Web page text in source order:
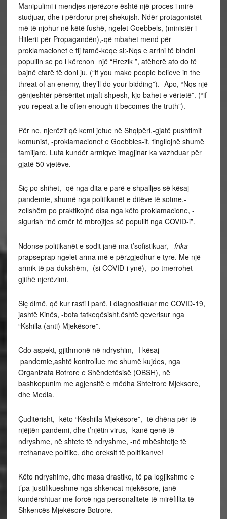
Manipulimi i mendjes njerëzore është një proces i mirë-
studjuar, dhe i përdorur prej shekujsh. Ndër protagonistët
më të njohur në këtë fushë, ngelet Goebbels, (ministër i
Hitlerit për Propagandën),-që mbahet mend për
proklamacionet e tij famë-keqe si:-Nqs e arrini të bindni
popullin se po i kërcnon një “Rrezik ”, atëherë ato do të
bajnë cfarë të doni ju. (“if you make people believe in the
threat of an enemy, they’ll do your bidding”). -Apo, “Nqs një
gënjeshtër përsëritet mjaft shpesh, kjo bahet e vërtetë”. (“if
you repeat a lie often enough it becomes the truth”).
Për ne, njerëzit që kemi jetue në Shqipëri,-gjatë pushtimit
komunist, -proklamacionet e Goebbles-it, tingllojnë shumë
familjare. Luta kundër armiqve imagjinar ka vazhduar për
gjatë 50 vjetëve.
Siç po shihet, -që nga dita e parë e shpalljes së kësaj
pandemie, shumë nga politikanët e ditëve të sotme,-
zellshëm po praktikojnë disa nga këto proklamacione, -
sigurish “në emër të mbrojtjes së popullit nga COVID-i”.
Ndonse politikanët e sodit janë ma t’sofistikuar, –frika
prapseprap ngelet arma më e përzgjedhur e tyre. Me një
armik të pa-dukshëm, -(si COVID-i ynë), -po tmerrohet
gjithë njerëzimi.
Siç dimë, që kur rasti i parë, i diagnostikuar me COVID-19,
jashtë Kinës, -bota fatkeqësisht,është qeverisur nga
“Kshilla (anti) Mjekësore”.
Cdo aspekt, gjithmonë në ndryshim, -I kësaj
pandemie,ashtë kontrollue me shumë kujdes, nga
Organizata Botrore e Shëndetësisë (OBSH), në
bashkepunim me agjensitë e mëdha Shtetrore Mjeksore,
dhe Media.
Çuditërisht, -këto “Këshilla Mjekësore”, -të dhëna për të
njëjtën pandemi, dhe t’njëtin virus, -kanë qenë të
ndryshme, në shtete të ndryshme, -në mbështetje të
rrethanave politike, dhe oreksit të politikanve!
Këto ndryshime, dhe masa drastike, të pa logjikshme e
t’pa-justifikueshme nga shkencat mjekësore, janë
kundërshtuar me forcë nga personalitete të mirëfillta të
Shkencës Mjekësore Botrore.